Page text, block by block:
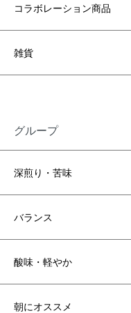
コラボレーション商品
雑貨
グループ
深煎り・苦味
バランス
酸味・軽やか
朝にオススメ